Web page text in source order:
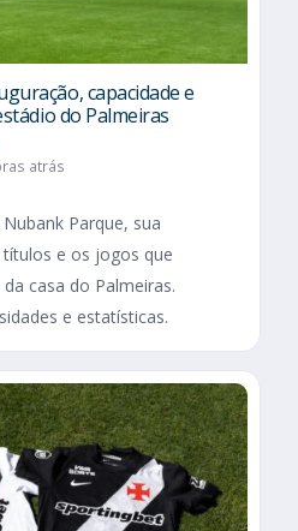
capacidade e
do Palmeiras
atrás
Parque, sua
e os jogos que
casa do Palmeiras.
e estatísticas.